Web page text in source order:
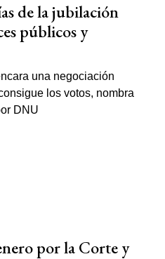
de la jubilación
públicos y
por la Corte y